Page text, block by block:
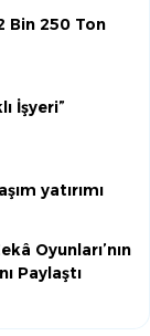
Bin 250 Ton
İşyeri”
yatırımı
Oyunları’nın
Paylaştı